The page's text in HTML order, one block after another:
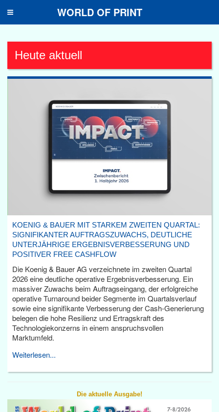
Toggle
WORLD OF PRINT
Heute aktuell
KOENIG & BAUER MIT STARKEM ZWEITEN QUARTAL:
SIGNIFIKANTER AUFTRAGSZUWACHS, DEUTLICHE
UNTERJÄHRIGE ERGEBNISVERBESSERUNG UND
POSITIVER FREE CASHFLOW
Die Koenig & Bauer AG verzeichnete im zweiten Quartal
2026 eine deutliche operative Ergebnisverbesserung. Ein
massiver Zuwachs beim Auftragseingang, der erfolgreiche
operative Turnaround beider Segmente im Quartalsverlauf
sowie eine signifikante Verbesserung der Cash-Generierung
belegen die hohe Resilienz und Ertragskraft des
Technologiekonzerns in einem anspruchsvollen
Marktumfeld.
Weiterlesen...
Die aktuelle Ausgabe!